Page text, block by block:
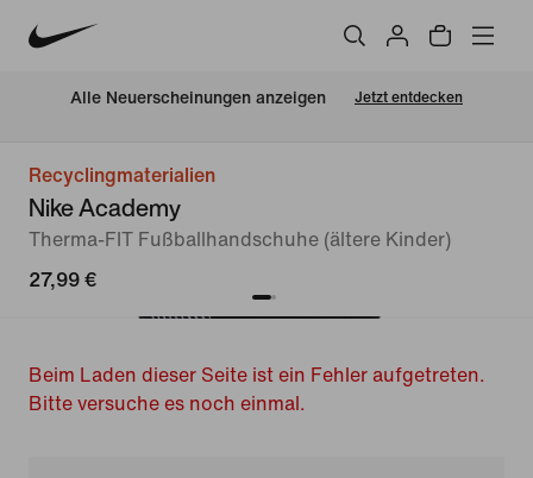
Alle Neuerscheinungen anzeigen Jetzt entdecken
Recyclingmaterialien
Nike Academy
Therma-FIT Fußballhandschuhe (ältere Kinder)
27,99 €
Beim Laden dieser Seite ist ein Fehler aufgetreten.
Bitte versuche es noch einmal.